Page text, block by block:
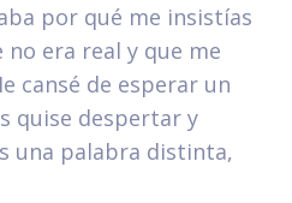
por qué me insistías
era real y que me
cansé de esperar un
quise despertar y
una palabra distinta,